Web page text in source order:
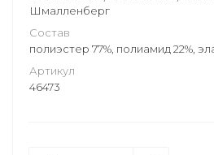
Шмалленберг
Состав
полиэстер 77%, полиамид 22%,
Артикул
46473